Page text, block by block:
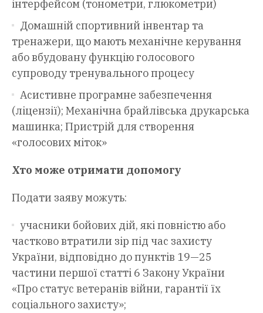
інтерфейсом (тонометри, глюкометри)
Домашній спортивний інвентар та
тренажери, що мають механічне керування
або вбудовану функцію голосового
супроводу тренувального процесу
Асистивне програмне забезпечення
(ліцензії); Механічна брайлівська друкарська
машинка; Пристрій для створення
«голосових міток»
Хто може отримати допомогу
Подати заяву можуть:
учасники бойових дій, які повністю або
частково втратили зір під час захисту
України, відповідно до пунктів 19—25
частини першої статті 6 Закону України
«Про статус ветеранів війни, гарантії їх
соціального захисту»;